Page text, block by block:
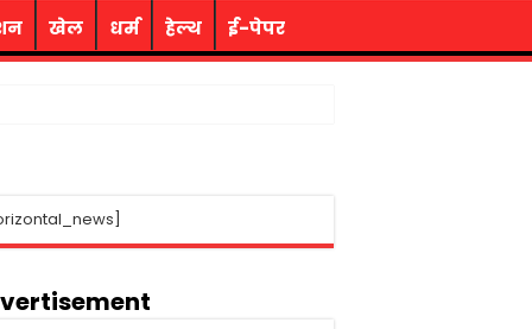
खेल धर्म हेल्थ ई-पेपर